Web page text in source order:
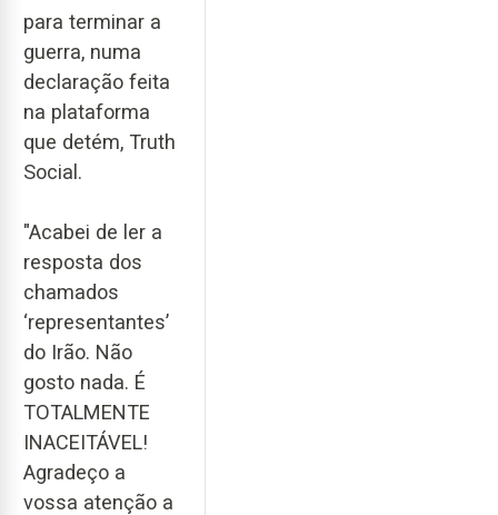
para terminar a
guerra, numa
declaração feita
na plataforma
que detém, Truth
Social.
"Acabei de ler a
resposta dos
chamados
‘representantes’
do Irão. Não
gosto nada. É
TOTALMENTE
INACEITÁVEL!
Agradeço a
vossa atenção a